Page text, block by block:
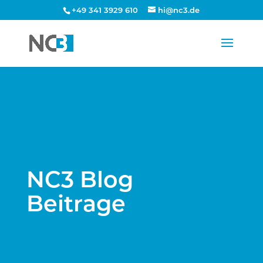
+49 341 3929 610 hi@nc3.de
NC3 Blog
Beitrage